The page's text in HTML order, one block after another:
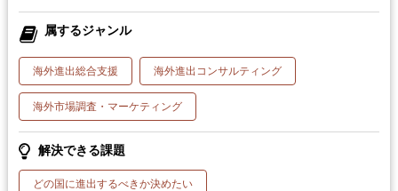
属するジャンル
海外進出総合支援 海外進出コンサルティング
海外市場調査・マーケティング
解決できる課題
どの国に進出するべきか決めたい